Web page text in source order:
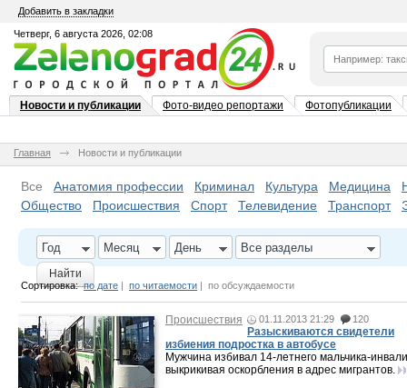
Добавить в закладки
Четверг, 6 августа 2026, 02:08
Новости и публикации Фото-видео репортажи Фотопубликации
Главная Новости и публикации
Все Анатомия профессии Криминал Культура Медицина
Общество
Происшествия Спорт Телевидение Транспорт
Год Месяц День Все разделы
Найти
Сортировка: по дате | по читаемости | по обсуждаемости
Происшествия 01.11.2013 21:29 120
Разыскиваются свидетели
избиения подростка в автобусе
Мужчина избивал 14-летнего мальчика-
выкрикивая оскорбления в адрес мигрантов.